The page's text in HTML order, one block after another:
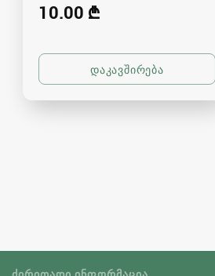
10.00 ₾